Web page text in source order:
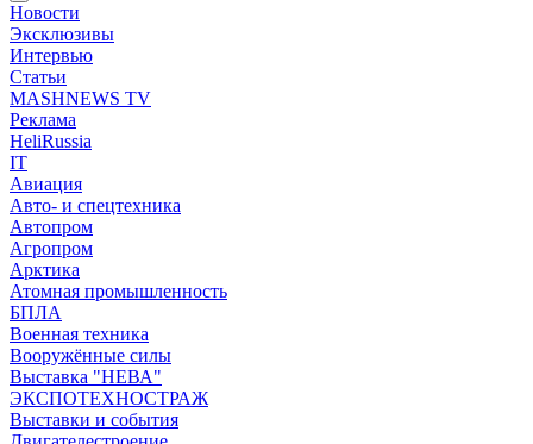
Новости
Эксклюзивы
Интервью
Статьи
MASHNEWS TV
Реклама
HeliRussia
IT
Авиация
Авто- и спецтехника
Автопром
Агропром
Арктика
Атомная промышленность
БПЛА
Военная техника
Вооружённые силы
Выставка "НЕВА"
ЭКСПОТЕХНОСТРАЖ
Выставки и события